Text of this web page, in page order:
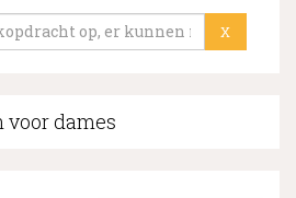
▼
X
voor dames